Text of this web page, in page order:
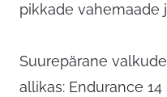
pikkade vahemaade
Suurepärane
allikas: Endurance